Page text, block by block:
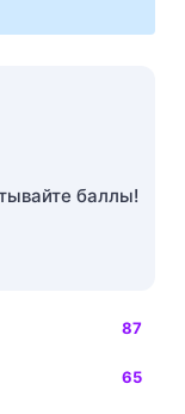
баллы!
87
65